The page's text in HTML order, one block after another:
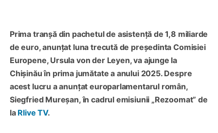
Prima tranșă din pachetul de asistență de 1,8 miliarde
de euro, anunțat luna trecută de președinta Comisiei
Europene, Ursula von der Leyen, va ajunge la
Chișinău în prima jumătate a anului 2025. Despre
acest lucru a anunțat europarlamentarul român,
Siegfried Mureșan, în cadrul emisiunii „Rezoomat” de
la Rlive TV.